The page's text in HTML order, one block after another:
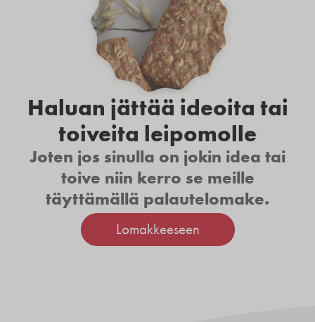
Haluan jättää ideoita tai
toiveita leipomolle
Joten jos sinulla on jokin idea tai
toive niin kerro se meille
täyttämällä palautelomake.
Lomakkeeseen